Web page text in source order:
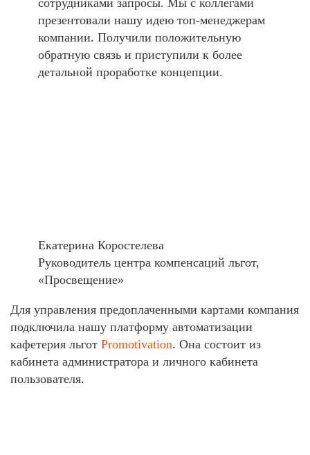
презентовали нашу идею топ-менеджерам
компании. Получили положительную
обратную связь и приступили к более
детальной проработке концепции.
Екатерина Коростелева
Руководитель центра компенсаций льгот,
«Просвещение»
Для управления предоплаченными картами компания
подключила нашу платформу автоматизации
кафетерия льгот Promotivation. Она состоит из
кабинета администратора и личного кабинета
пользователя.